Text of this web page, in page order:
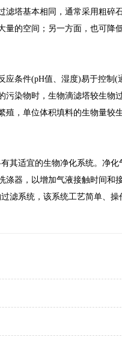
滤塔基本相同，通常采用粗碎
量的空间；另一方面，也可
应条件(pH值、湿度)易于控
污染物时，生物滴滤塔较生
殖，单位体积填料的生物量较
其适宜的生物净化系统。净
涤器，以增加气液接触时间和
滤系统，该系统工艺简单、